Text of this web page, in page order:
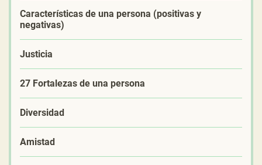
Características de una persona (positivas y
negativas)
Justicia
27 Fortalezas de una persona
Diversidad
Amistad